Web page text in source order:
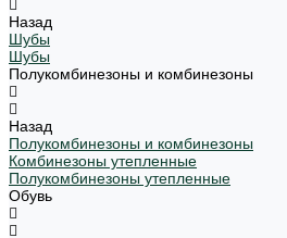
Назад
Шубы
Шубы
Полукомбинезоны и комбинезоны
Назад
Полукомбинезоны и комбинезоны
Комбинезоны утепленные
Полукомбинезоны утепленные
Обувь